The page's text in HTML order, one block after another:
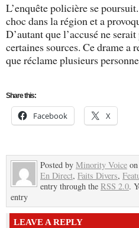
L’enquête policière se
choc dans la région et a
D’autant que l’accusé ne
certaines sources. Ce drame a
que réclame plusieurs
Share this:
Facebook X
Posted by Minority Voice
En Direct, Faits Divers,
entry through the RSS 2.0.
entry
LEAVE A REPLY